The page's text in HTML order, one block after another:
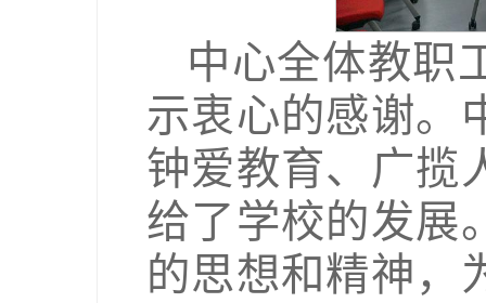
中心全体教职
示衷心的感谢。
钟爱教育、广揽
给了学校的发展
的思想和精神，